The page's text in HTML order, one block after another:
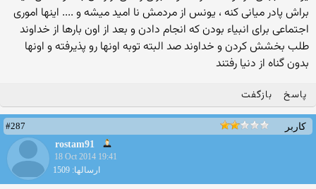
براش پادر میانی کنه ، یونس از مردمش نا امید میشه و .... اینها اموری
اجتماعی برای انبیاء بودن که انجام دادن و بعد از اون بارها از خداوند
طلب بخشش کردن و خداوند صد البته توبه اونها رو پذیرفته و اونها
بدون گناه از دنیا رفتند
پاسخ بازگفت
کاربر
#287
rostam91
18 Oct 2014 19:41
ارسالها: 1509